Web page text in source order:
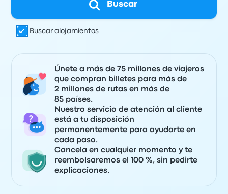
Buscar
Buscar alojamientos
Únete a más de 75 millones de viajeros
que compran billetes para más de
2 millones de rutas en más de
85 países.
Nuestro servicio de atención al cliente
está a tu disposición
permanentemente para ayudarte en
cada paso.
Cancela en cualquier momento y te
reembolsaremos el 100 %, sin pedirte
explicaciones.